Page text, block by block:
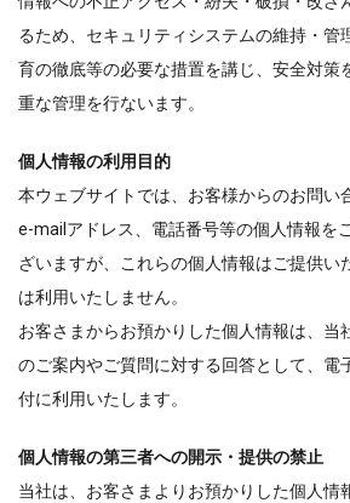
るため、セキュリティシステムの維持・管
育の徹底等の必要な措置を講じ、安全対策
重な管理を行ないます。
個人情報の利用目的
本ウェブサイトでは、お客様からのお問い
e-mailアドレス、電話番号等の個人情報を
ざいますが、これらの個人情報はご提供い
は利用いたしません。
お客さまからお預かりした個人情報は、当
のご案内やご質問に対する回答として、電
付に利用いたします。
個人情報の第三者への開示・提供の禁止
当社は、お客さまよりお預かりした個人情